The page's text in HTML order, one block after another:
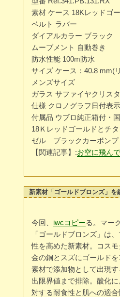
素材 ケース 18Kレッドゴ
ベルト ラバー
ダイアルカラー ブラック
ムーブメント 自動巻き
防水性能 100m防水
サイズ ケース：40.8 mm(
メンズサイズ
ガラス サファイヤクリス
仕様 クロノグラフ日付表示
付属品 ウブロ純正箱付・
18Ｋレッドゴールドとチ
ゼル ブラックカーボン
【関連記事】:お空に飛ん
新素材「ゴールドブロンズ」
今回、 iwcコピーる。マー
「ゴールドブロンズ」は
性を高めた新素材。コス
金の銅とスズにゴールド
素材で添加物として出現
出限界値まで排除。酸化
対する耐食性と肌への適